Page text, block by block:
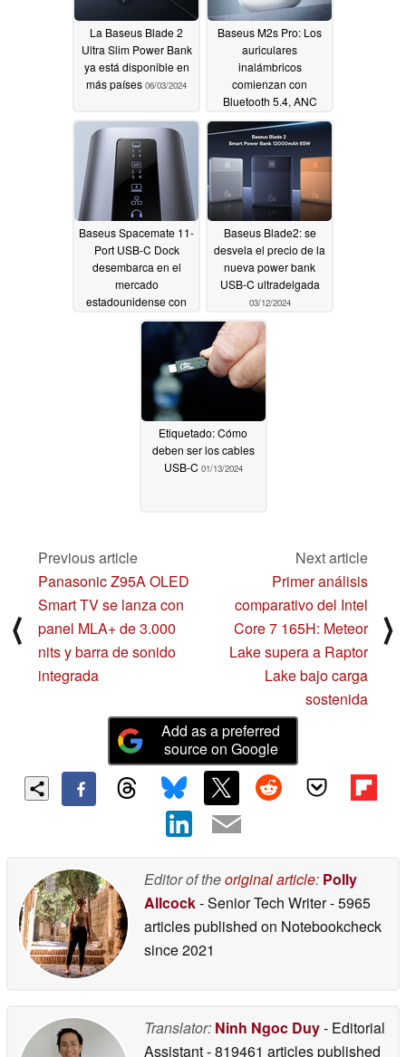
La Baseus Blade 2
Ultra Slim Power Bank
ya está disponible en
más países 06/03/2024
Baseus M2s Pro: Los
auriculares
inalámbricos
comienzan con
Bluetooth 5.4, ANC
extra fuerte y batería
de larga duración
04/24/2024
Baseus Spacemate 11-
Port USB-C Dock
desembarca en el
mercado
estadounidense con
un descuento de
lanzamiento de hasta
Baseus Blade2: se
desvela el precio de la
nueva power bank
USB-C ultradelgada
03/12/2024
Etiquetado: Cómo
deben ser los cables
USB-C 01/13/2024
⟨
Previous article
Panasonic Z95A OLED
Smart TV se lanza con
panel MLA+ de 3.000
nits y barra de sonido
integrada
Next article
Primer análisis
comparativo del Intel
Core 7 165H: Meteor
Lake supera a Raptor
Lake bajo carga
sostenida
⟩
Add as a preferred
source on Google
Editor of theoriginal article: Polly
Allcock- Senior Tech Writer- 5965
articles published on Notebookcheck
since 2021
Translator: Ninh Ngoc Duy- Editorial
Assistant- 819461 articles published